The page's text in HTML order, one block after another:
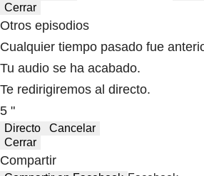
Cerrar
Otros episodios
Cualquier tiempo pasado fue
Tu audio se ha acabado.
Te redirigiremos al directo.
5 "
Directo
Cancelar
Cerrar
Compartir